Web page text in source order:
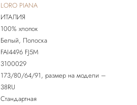
LORO PIANA
ИТАЛИЯ
100% хлопок
Белый, Полоска
FAI4496 FJ5M
3100029
173/80/64/91, размер на модели –
38RU
Стандартная